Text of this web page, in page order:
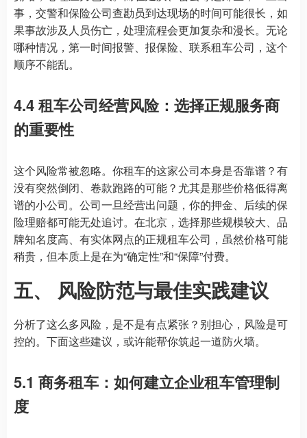
事，交警和保险公司查勘员到达现场的时间可能很长，如
果事故涉及人员伤亡，处理流程会更加复杂和漫长。无论
哪种情况，第一时间报警、报保险、联系租车公司，这个
顺序不能乱。
4.4 租车公司经营风险：选择正规服务商
的重要性
这个风险常被忽略。你租车的这家公司本身是否靠谱？有
没有突然倒闭、卷款跑路的可能？尤其是那些价格低得离
谱的小公司。公司一旦经营出问题，你的押金、后续的保
险理赔都可能无处追讨。在北京，选择那些规模较大、品
牌知名度高、有实体网点的正规租车公司，虽然价格可能
稍贵，但本质上是在为“确定性”和“保障”付费。
五、 风险防范与最佳实践建议
分析了这么多风险，是不是有点紧张？别担心，风险是可
控的。下面这些建议，或许能帮你筑起一道防火墙。
5.1 商务租车：如何建立企业租车管理制
度